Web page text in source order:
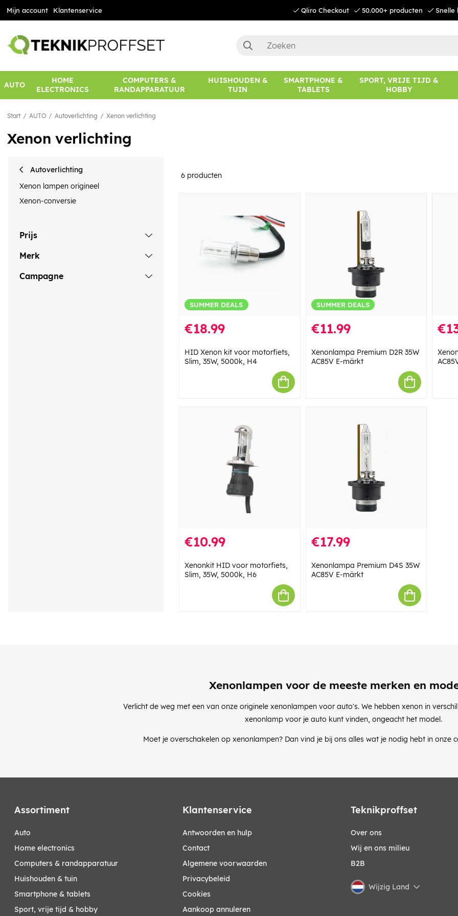
Mijn account Klantenservice Qliro Checkout 50.000+ producten Snelle
AUTO
HOME
ELECTRONICS
COMPUTERS &
RANDAPPARATUUR
HUISHOUDEN &
TUIN
SMARTPHONE &
TABLETS
SPORT, VRIJE TIJD &
HOBBY
Start AUTO Autoverlichting Xenon verlichting
Xenon verlichting
Autoverlichting
Xenon lampen origineel
Xenon-conversie
Prijs
Merk
Campagne
6 producten
SUMMER DEALS
€18.99
HID Xenon kit voor motorfiets,
Slim, 35W, 5000k, H4
SUMMER DEALS
€11.99
Xenonlampa Premium D2R 35W
AC85V E-märkt
€10.99
Xenonkit HID voor motorfiets,
Slim, 35W, 5000k, H6
€17.99
Xenonlampa Premium D4S 35W
AC85V E-märkt
Xenonlampen voor de meeste merken en
Verlicht de weg met een van onze originele xenonlampen voor auto's. We hebben xenon in
xenonlamp voor je auto kunt vinden, ongeacht het model.
Moet je overschakelen op xenonlampen? Dan vind je bij ons alles wat je nodig hebt in onze
Assortiment
auto
home electronics
computers & randapparatuur
huishouden & tuin
smartphone & tablets
sport, vrije tijd & hobby
Klantenservice
Antwoorden en hulp
Contact
Algemene voorwaarden
Privacybeleid
Cookies
Aankoop annuleren
Teknikproffset
Over ons
Wij en ons milieu
B2B
Wijzig Land